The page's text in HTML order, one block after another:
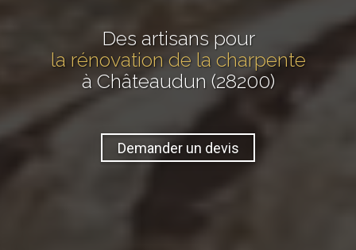
Des artisans pour
la rénovation de la charpente
à Châteaudun (28200)
Demander un devis